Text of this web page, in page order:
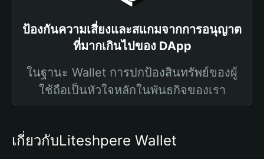
ป้องกันความเสี่ยงและสแกมจากการอนุญาต
ที่มากเกินไปของ DApp
ในฐานะ Wallet การปกป้องสินทรัพย์ของผู้
ใช้ถือเป็นหัวใจหลักในพันธกิจของเรา
เกี่ยวกับLiteshpere Wallet